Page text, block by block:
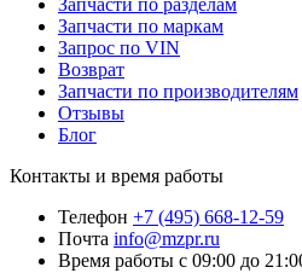
Запчасти по разделам
Запчасти по маркам
Запрос по VIN
Возврат
Запчасти по производителям
Отзывы
Блог
Контакты и время работы
Телефон +7 (495) 668-12-59
Почта info@mzpr.ru
Время работы с 09:00 до